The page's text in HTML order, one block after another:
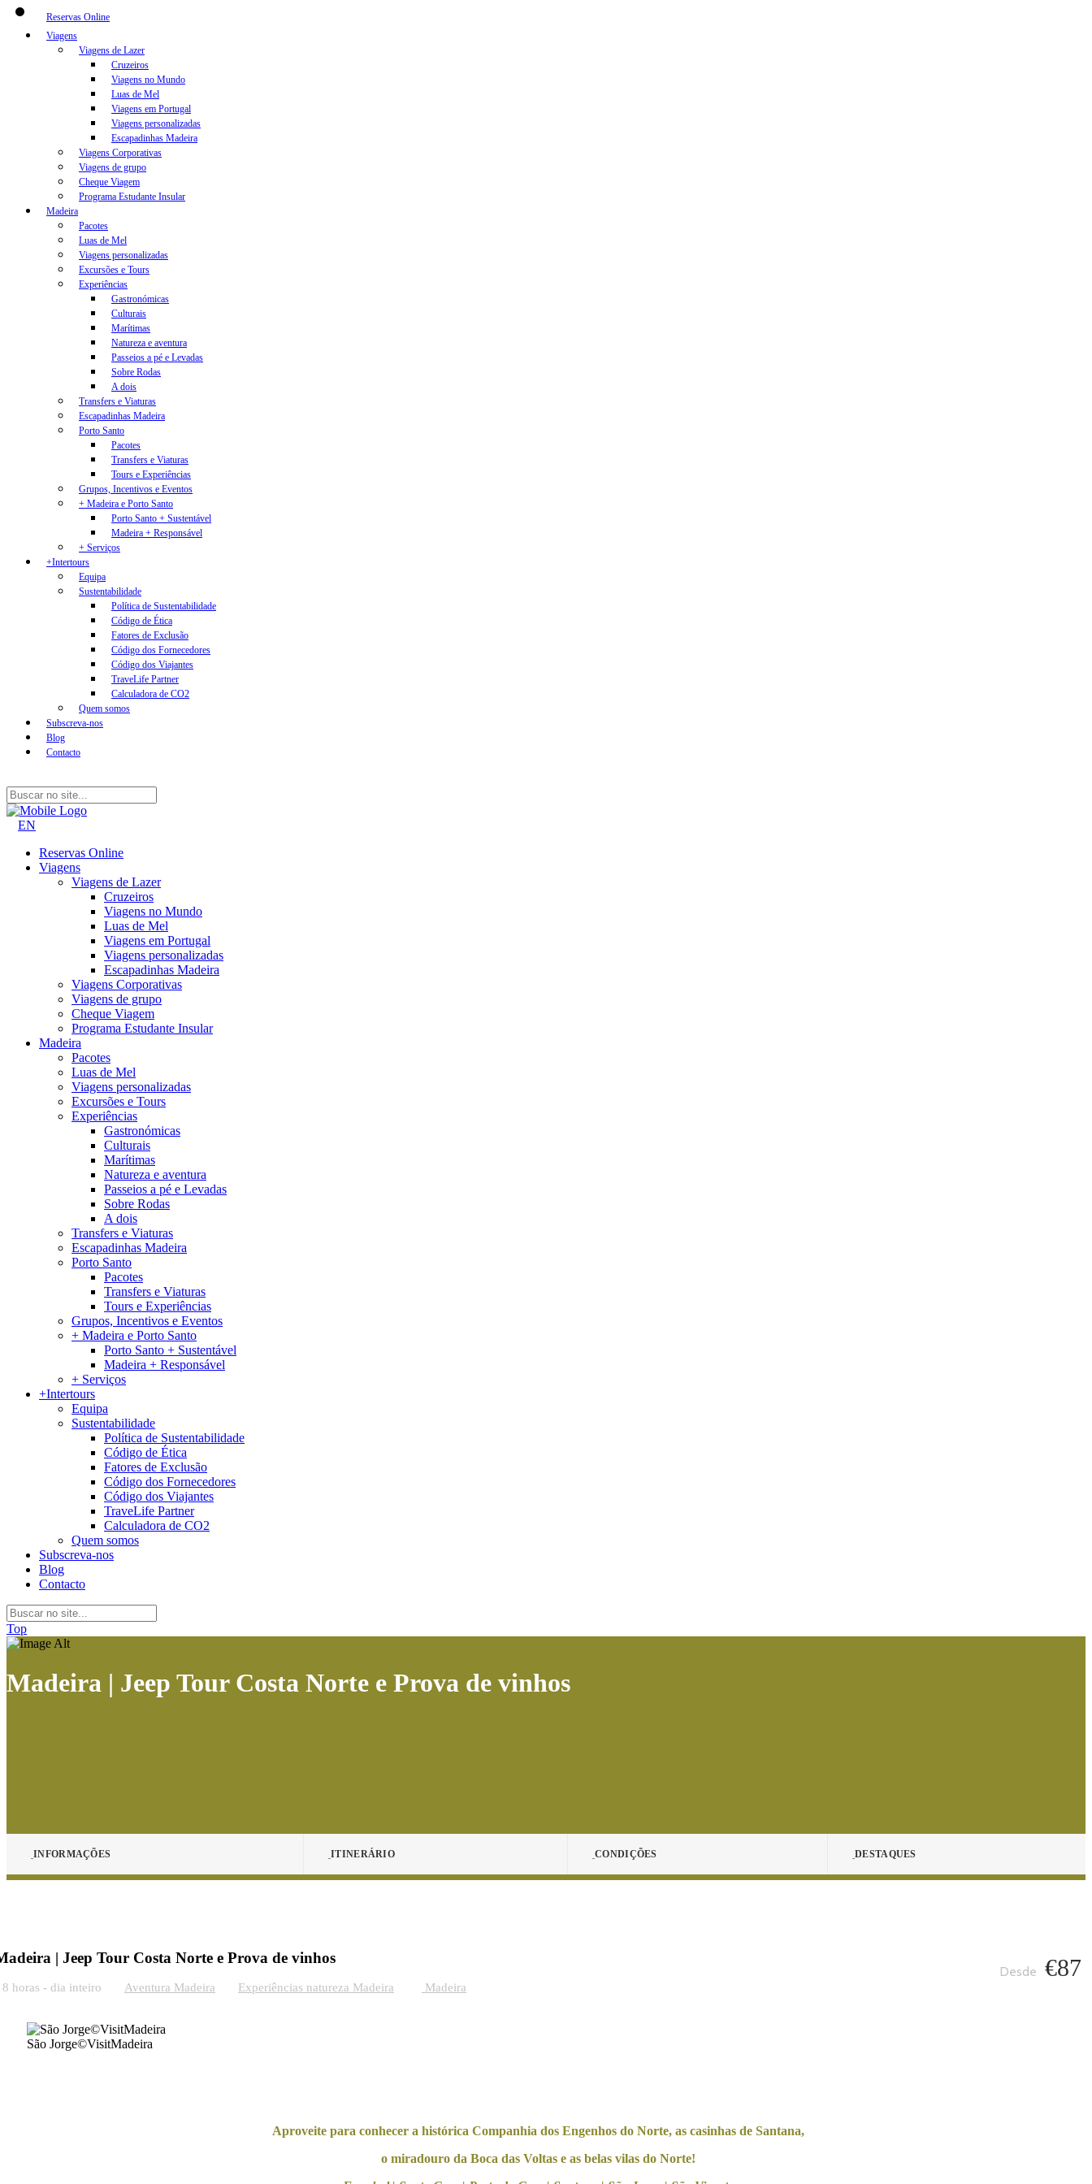
Reservas Online
Viagens
Viagens de Lazer
Cruzeiros
Viagens no Mundo
Luas de Mel
Viagens em Portugal
Viagens personalizadas
Escapadinhas Madeira
Viagens Corporativas
Viagens de grupo
Cheque Viagem
Programa Estudante Insular
Madeira
Pacotes
Luas de Mel
Viagens personalizadas
Excursões e Tours
Experiências
Gastronómicas
Culturais
Marítimas
Natureza e aventura
Passeios a pé e Levadas
Sobre Rodas
A dois
Transfers e Viaturas
Escapadinhas Madeira
Porto Santo
Pacotes
Transfers e Viaturas
Tours e Experiências
Grupos, Incentivos e Eventos
+ Madeira e Porto Santo
Porto Santo + Sustentável
Madeira + Responsável
+ Serviços
+Intertours
Equipa
Sustentabilidade
Política de Sustentabilidade
Código de Ética
Fatores de Exclusão
Código dos Fornecedores
Código dos Viajantes
TraveLife Partner
Calculadora de CO2
Quem somos
Subscreva-nos
Blog
Contacto
EN
Reservas Online
Viagens
Viagens de Lazer
Cruzeiros
Viagens no Mundo
Luas de Mel
Viagens em Portugal
Viagens personalizadas
Escapadinhas Madeira
Viagens Corporativas
Viagens de grupo
Cheque Viagem
Programa Estudante Insular
Madeira
Pacotes
Luas de Mel
Viagens personalizadas
Excursões e Tours
Experiências
Gastronómicas
Culturais
Marítimas
Natureza e aventura
Passeios a pé e Levadas
Sobre Rodas
A dois
Transfers e Viaturas
Escapadinhas Madeira
Porto Santo
Pacotes
Transfers e Viaturas
Tours e Experiências
Grupos, Incentivos e Eventos
+ Madeira e Porto Santo
Porto Santo + Sustentável
Madeira + Responsável
+ Serviços
+Intertours
Equipa
Sustentabilidade
Política de Sustentabilidade
Código de Ética
Fatores de Exclusão
Código dos Fornecedores
Código dos Viajantes
TraveLife Partner
Calculadora de CO2
Quem somos
Subscreva-nos
Blog
Contacto
Top
Madeira | Jeep Tour Costa Norte e Prova de vinhos
INFORMAÇÕES ITINERÁRIO CONDIÇÕES DESTAQUES
| Jeep Tour Costa Norte e Prova de vinhos €87
8 horas - dia inteiro Aventura Madeira Experiências natureza Madeira Madeira
São Jorge©VisitMadeira
Aproveite para conhecer a histórica Companhia dos Engenhos do Norte, as casinhas de Santana,
o miradouro da Boca das Voltas e as belas vilas do Norte!